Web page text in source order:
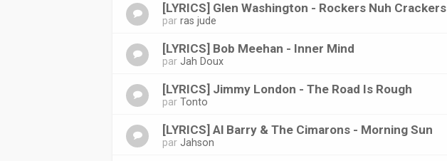
[LYRICS] Glen Washington - Rockers Nuh Crackers
parras jude
[LYRICS] Bob Meehan - Inner Mind
parJah Doux
[LYRICS] Jimmy London - The Road Is Rough
parTonto
[LYRICS] Al Barry & The Cimarons - Morning Sun
parJahson